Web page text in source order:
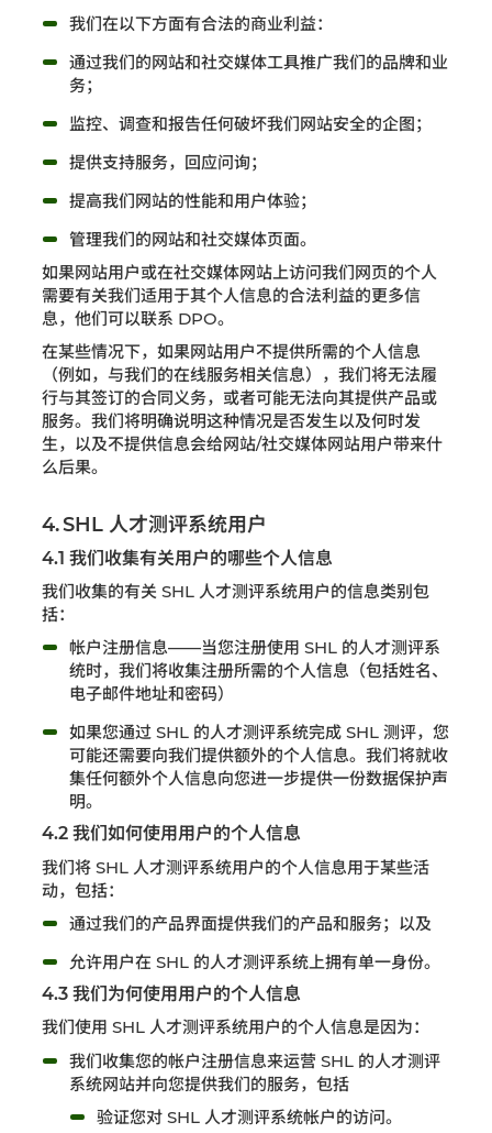
我们在以下方面有合法的商业利益：
通过我们的网站和社交媒体工具推广我们的品牌和业
务；
监控、调查和报告任何破坏我们网站安全的企图；
提供支持服务，回应问询；
提高我们网站的性能和用户体验；
管理我们的网站和社交媒体页面。
如果网站用户或在社交媒体网站上访问我们网页的个人
需要有关我们适用于其个人信息的合法利益的更多信
息，他们可以联系 DPO。
在某些情况下，如果网站用户不提供所需的个人信息
（例如，与我们的在线服务相关信息），我们将无法履
行与其签订的合同义务，或者可能无法向其提供产品或
服务。我们将明确说明这种情况是否发生以及何时发
生，以及不提供信息会给网站/社交媒体网站用户带来什
么后果。
4. SHL 人才测评系统用户
4.1 我们收集有关用户的哪些个人信息
我们收集的有关 SHL 人才测评系统用户的信息类别包
括：
帐户注册信息——当您注册使用 SHL 的人才测评系
统时，我们将收集注册所需的个人信息（包括姓名、
电子邮件地址和密码）
如果您通过 SHL 的人才测评系统完成 SHL 测评，您
可能还需要向我们提供额外的个人信息。我们将就收
集任何额外个人信息向您进一步提供一份数据保护声
明。
4.2 我们如何使用用户的个人信息
我们将 SHL 人才测评系统用户的个人信息用于某些活
动，包括：
通过我们的产品界面提供我们的产品和服务；以及
允许用户在 SHL 的人才测评系统上拥有单一身份。
4.3 我们为何使用用户的个人信息
我们使用 SHL 人才测评系统用户的个人信息是因为：
我们收集您的帐户注册信息来运营 SHL 的人才测评
系统网站并向您提供我们的服务，包括
验证您对 SHL 人才测评系统帐户的访问。